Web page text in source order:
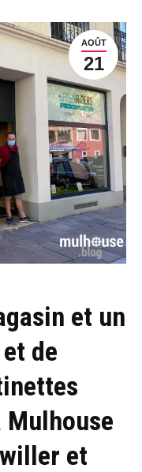
AOÛT
21
et un
de
et